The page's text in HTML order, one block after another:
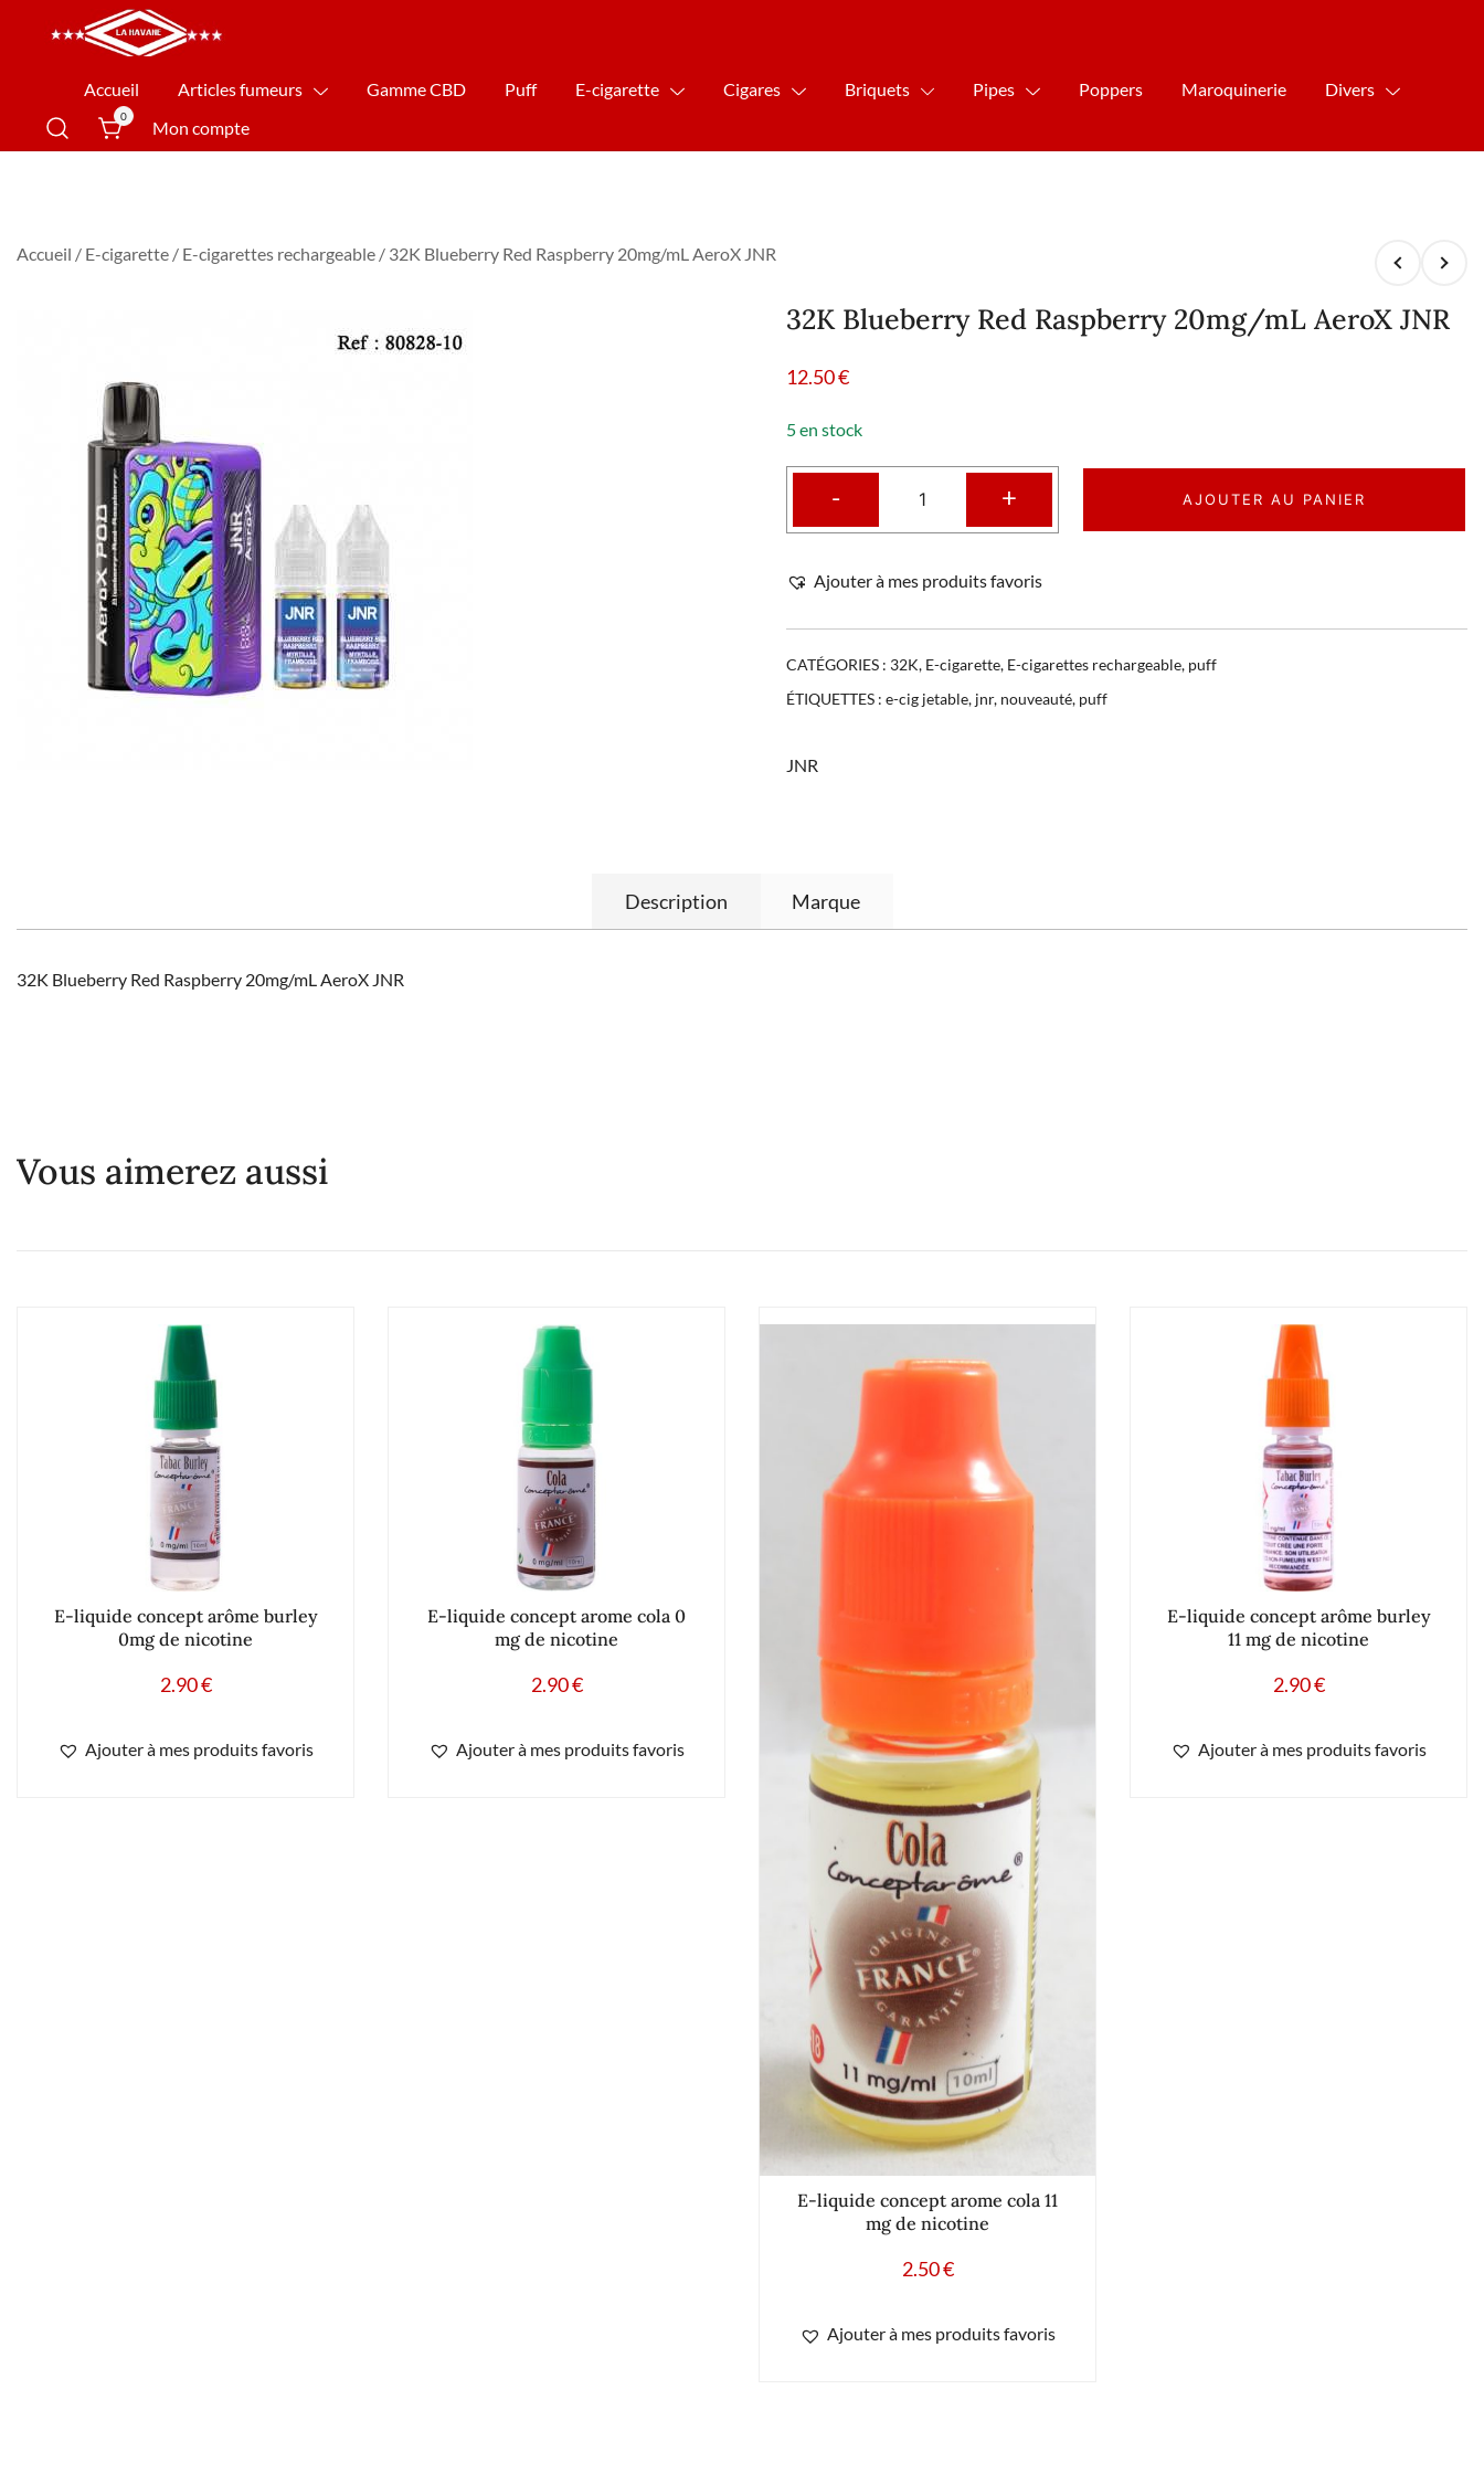
La Havane Nîmes
Accueil Articles fumeurs Gamme CBD Puff E-cigarette Cigares Briquets Pipes Poppers Maroquinerie Divers
0
Mon compte
Accueil / E-cigarette / E-cigarettes rechargeable / 32K Blueberry Red Raspberry 20mg/mL AeroX JNR
32K Blueberry Red Raspberry 20mg/mL AeroX JNR
12.50€
5 en stock
- + AJOUTER AU PANIER
Ajouter à mes produits favoris
CATÉGORIES : 32K, E-cigarette, E-cigarettes rechargeable, puff
ÉTIQUETTES : e-cig jetable, jnr, nouveauté, puff
JNR
Description Marque
32K Blueberry Red Raspberry 20mg/mL AeroX JNR
Vous aimerez aussi
E-liquide concept arôme burley
0mg de nicotine
2.90€
Ajouter à mes produits favoris
E-liquide concept arome cola 0
mg de nicotine
2.90€
Ajouter à mes produits favoris
E-liquide concept arome cola 11
mg de nicotine
2.50€
Ajouter à mes produits favoris
E-liquide concept arôme burley
11 mg de nicotine
2.90€
Ajouter à mes produits favoris